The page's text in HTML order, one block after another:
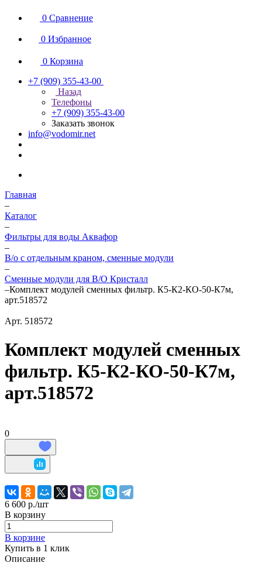
0 Сравнение
0 Избранное
0 Корзина
+7 (909) 355-43-00
Назад
Телефоны
+7 (909) 355-43-00
Заказать звонок
info@vodomir.net
Главная
–
Каталог
–
Фильтры для воды Аквафор
–
В/о с отдельным краном, сменные модули
–
Сменные модули для В/О Кристалл
–Комплект модулей сменных фильтр. К5-К2-КО-50-К7м,
арт.518572
Арт. 518572
Комплект модулей сменных
фильтр. К5-К2-КО-50-К7м,
арт.518572
0
6 600 р./шт
В корзину
В корзине
Купить в 1 клик
Описание